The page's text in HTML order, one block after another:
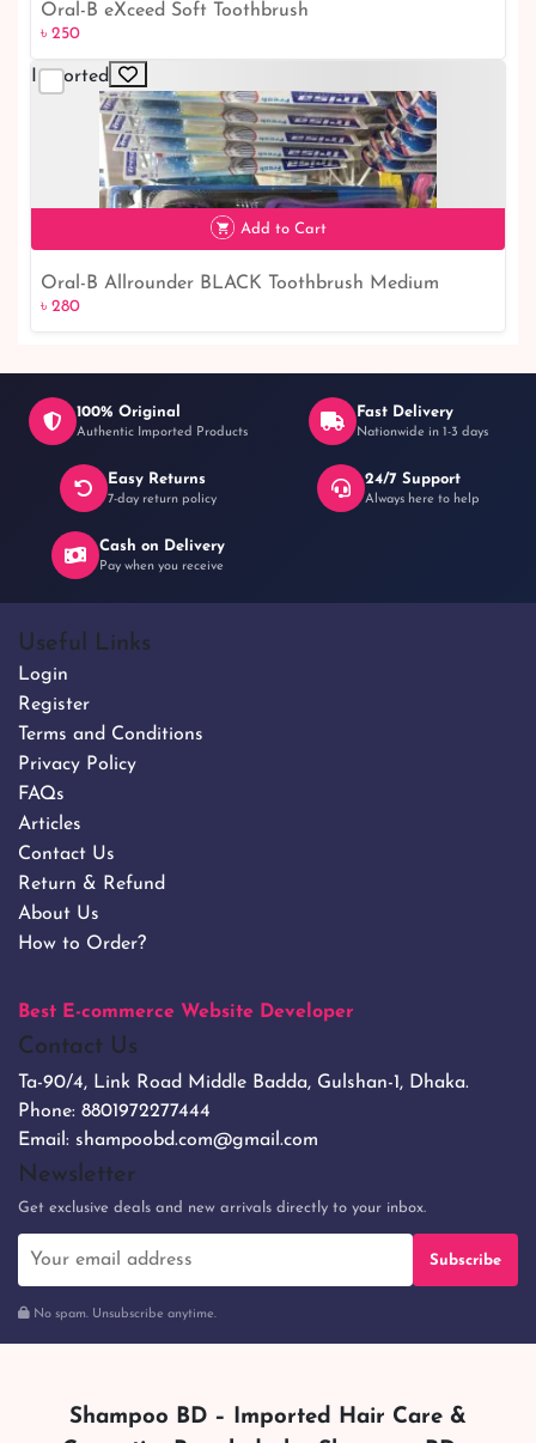
৳ 250
Oral-B eXceed Soft Toothbrush
৳ 250
Imported
৳ 280
Add to Cart
Oral-B Allrounder BLACK Toothbrush Medium
৳ 280
100% Original
Authentic Imported Products
Fast Delivery
Nationwide in 1-3 days
Easy Returns
7-day return policy
24/7 Support
Always here to help
Cash on Delivery
Pay when you receive
Useful Links
Login
Register
Terms and Conditions
Privacy Policy
FAQs
Articles
Contact Us
Return & Refund
About Us
How to Order?
Best E-commerce Website Developer
Contact Us
Ta-90/4, Link Road Middle Badda, Gulshan-1, Dhaka.
Phone: 8801972277444
Email: shampoobd.com@gmail.com
Newsletter
Get exclusive deals and new arrivals directly to your inbox.
Subscribe
No spam. Unsubscribe anytime.
Shampoo BD – Imported Hair Care &